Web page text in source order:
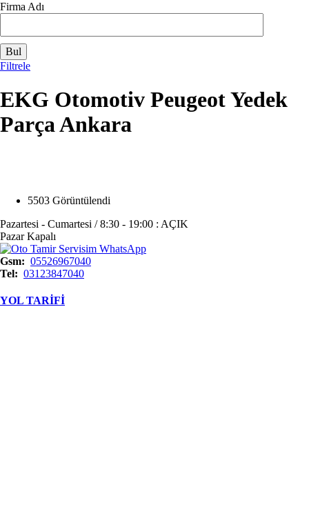
Firma Adı
Filtrele
EKG Otomotiv Peugeot Yedek
Parça Ankara
5503 Görüntülendi
Pazartesi - Cumartesi / 8:30 - 19:00 : AÇIK
Pazar Kapalı
Gsm
05526967040
Tel
03123847040
YOL TARİFİ